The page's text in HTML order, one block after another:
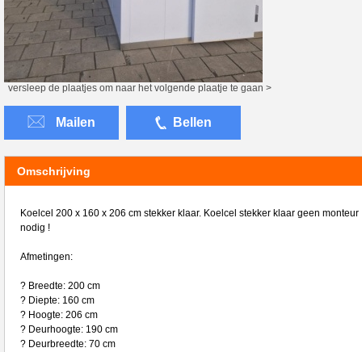
versleep de plaatjes om naar het volgende plaatje te gaan >
Mailen Bellen
Omschrijving
Koelcel 200 x 160 x 206 cm stekker klaar. Koelcel stekker klaar geen monteur
nodig !
Afmetingen:
? Breedte: 200 cm
? Diepte: 160 cm
? Hoogte: 206 cm
? Deurhoogte: 190 cm
? Deurbreedte: 70 cm